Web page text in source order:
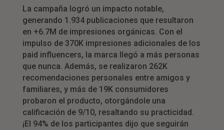
La campaña logró un impacto notable,
generando 1.934 publicaciones que resultaron
en +6.7M de impresiones orgánicas. Con el
impulso de 370K impresiones adicionales de los
paid influencers, la marca llegó a más personas
que nunca. Además, se realizaron 262K
recomendaciones personales entre amigos y
familiares, y más de 19K consumidores
probaron el producto, otorgándole una
calificación de 9/10, resaltando su practicidad.
¡El 94% de los participantes dijo que seguirán